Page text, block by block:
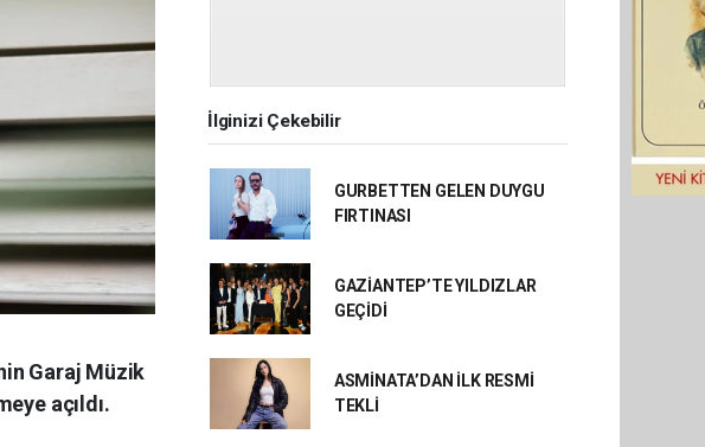
Garaj Müzik
açıldı.
İlginizi Çekebilir
GURBETTEN GELEN DUYGU
FIRTINASI
GAZİANTEP’TE YILDIZLAR
GEÇİDİ
ASMİNATA’DAN İLK RESMİ
TEKLİ